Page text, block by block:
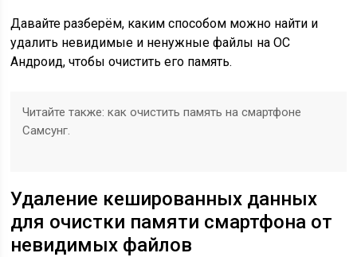
Давайте разберём, каким способом можно найти и
удалить невидимые и ненужные файлы на ОС
Андроид, чтобы очистить его память.
Читайте также: как очистить память на смартфоне
Самсунг.
Удаление кешированных данных
для очистки памяти смартфона от
невидимых файлов